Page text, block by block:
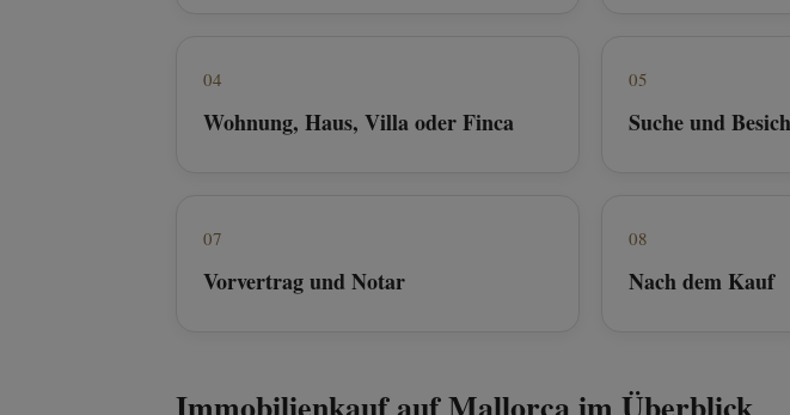
04
Wohnung, Haus, Villa oder Finca
05
Suche und
07
Vorvertrag und Notar
08
Nach dem Kauf